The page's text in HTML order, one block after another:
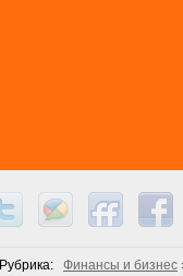
Рубрика: Финансы и бизнес